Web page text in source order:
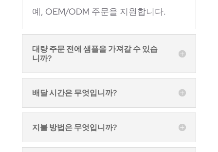
예, OEM/ODM 주문을 지원합니다.
대량 주문 전에 샘플을 가져갈 수 있습
니까?
배달 시간은 무엇입니까?
지불 방법은 무엇입니까?